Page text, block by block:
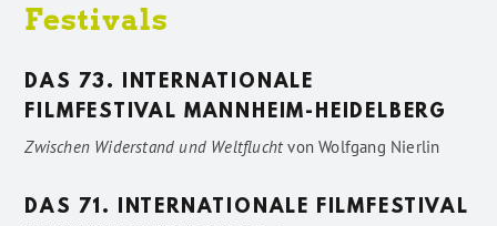
Festivals
DAS 73. INTERNATIONALE
FILMFESTIVAL MANNHEIM-HEIDELBERG
Zwischen Widerstand und WeltfluchtvonWolfgang Nierlin
DAS 71. INTERNATIONALE FILMFESTIVAL